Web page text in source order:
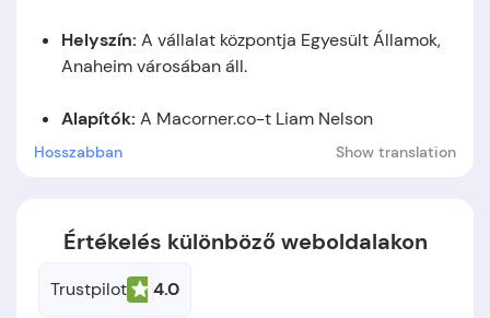
Helyszín: A vállalat központja Egyesült Államok,
Anaheim városában áll.
Alapítók: A Macorner.co-t Liam Nelson
alapította.
Hosszabban Show translation
Értékelés különböző weboldalakon
Trustpilot 4.0